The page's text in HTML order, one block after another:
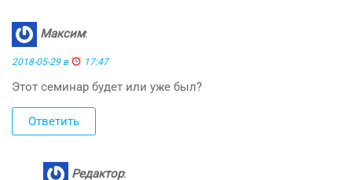
Максим:
2018-05-29 в 17:47
Этот семинар будет или уже был?
Ответить
Редактор: